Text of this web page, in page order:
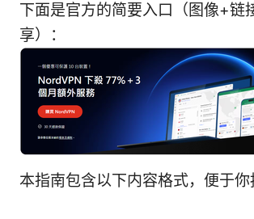
下面是官方的简要入口（图像+链
享）：
本指南包含以下内容格式，便于你